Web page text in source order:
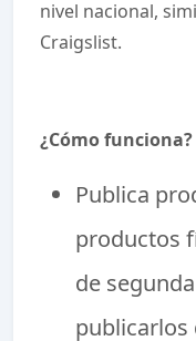
nivel nacional,
Craigslist.
¿Cómo funciona?
Publica
productos
de
publicarlos